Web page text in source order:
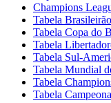
Champions
Tabela Brasileirão
Tabela Copa do
Tabela
Tabela Sul-
Tabela Mundial
Tabela
Tabela